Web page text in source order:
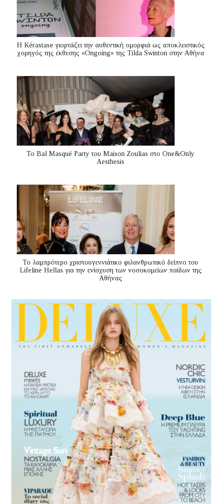
Η Kérastase γιορτάζει την αυθεντική ομορφιά ως αποκλειστικός
χορηγός της έκθεσης «Ongoing» της Tilda Swinton στην Αθήνα
Το Bal Masqué Party του Maison Zoulias στο One&Only
Aesthesis
Το λαμπρότερο χριστουγεννιάτικο φιλανθρωπικό δείπνο του
Lifeline Hellas για την ενίσχυση των νοσοκομείων παίδων της
Αθήνας